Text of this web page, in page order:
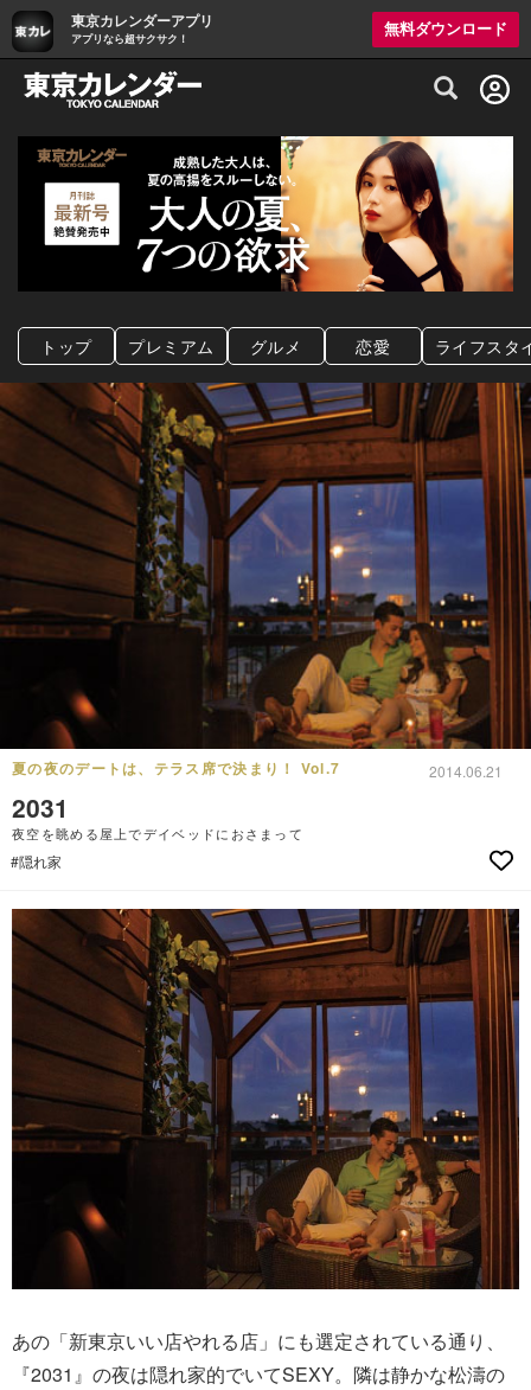
東京カレンダーアプリ
アプリなら超サクサク！
無料ダウンロード
グルメ情報・プレミアムレストラン予約
トップ プレミアム グルメ 恋愛 ライフスタ
夏の夜のデートは、テラス席で決まり！ Vol.7 2014.06.21
2031
夜空を眺める屋上でデイベッドにおさまって
#隠れ家
あの「新東京いい店やれる店」にも選定されている通り、
『2031』の夜は隠れ家的でいてSEXY。隣は静かな松濤の